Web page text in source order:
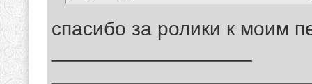
спасибо за ролики к моим